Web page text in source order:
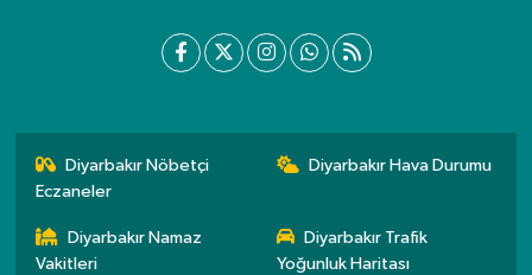
Diyarbakır Nöbetçi
Eczaneler
Diyarbakır Hava Durumu
Diyarbakır Namaz
Vakitleri
Diyarbakır Trafik
Yoğunluk Haritası